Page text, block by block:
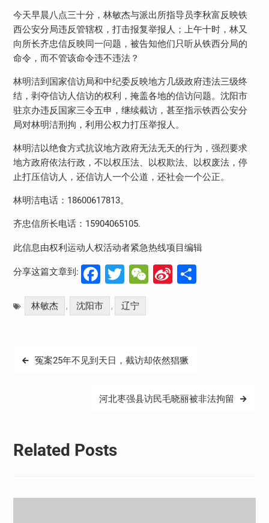
今天早晨八点三十分，林敏杰与派出所指导员李秋富反映铁
西公安分局违反管辖权，打击报复举报人；上午十时，林又
向所长齐忠信反映同一问题，被告知他们只听从铁西分局的
命令，而不管该命令违不违法？
林明洁到国家信访局和中纪委反映地方几级政府违法三级终
结，剥夺信访人信访的权利，掩盖各地的信访问题。沈阳市
驻京办违反国家三令五申，继续截访，甚至指示铁西公安分
局对林明洁刑拘，利用公权力打压举报人。
林明洁以绝食方式抗议地方政府无法无天的行为，强烈要求
地方政府依法行政，不以权压法、以权欺法、以权废法，停
止打压信访人，还信访人一个公道，还社会一个公正。
林明洁电话： 18600617813。
齐忠信所长电话： 15904065105.
此信息由权利运动人权活动者紧急热线项目编辑
分享这篇文章到: Facebook
Twitter
WeChat
Sina分
林敏杰 , 沈阳市 , 辽宁
文
冤案25年不见到天日，截访却依然猖獗
河北枣强县访民毛晓丽被非法拘留
Related Posts